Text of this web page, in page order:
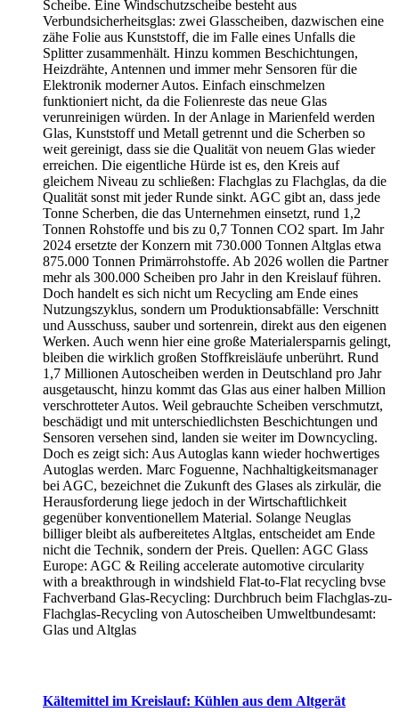
Scheibe. Eine Windschutzscheibe besteht aus
Verbundsicherheitsglas: zwei Glasscheiben, dazwischen eine
zähe Folie aus Kunststoff, die im Falle eines Unfalls die
Splitter zusammenhält. Hinzu kommen Beschichtungen,
Heizdrähte, Antennen und immer mehr Sensoren für die
Elektronik moderner Autos. Einfach einschmelzen
funktioniert nicht, da die Folienreste das neue Glas
verunreinigen würden. In der Anlage in Marienfeld werden
Glas, Kunststoff und Metall getrennt und die Scherben so
weit gereinigt, dass sie die Qualität von neuem Glas wieder
erreichen. Die eigentliche Hürde ist es, den Kreis auf
gleichem Niveau zu schließen: Flachglas zu Flachglas, da die
Qualität sonst mit jeder Runde sinkt. AGC gibt an, dass jede
Tonne Scherben, die das Unternehmen einsetzt, rund 1,2
Tonnen Rohstoffe und bis zu 0,7 Tonnen CO2 spart. Im Jahr
2024 ersetzte der Konzern mit 730.000 Tonnen Altglas etwa
875.000 Tonnen Primärrohstoffe. Ab 2026 wollen die Partner
mehr als 300.000 Scheiben pro Jahr in den Kreislauf führen.
Doch handelt es sich nicht um Recycling am Ende eines
Nutzungszyklus, sondern um Produktionsabfälle: Verschnitt
und Ausschuss, sauber und sortenrein, direkt aus den eigenen
Werken. Auch wenn hier eine große Materialersparnis gelingt,
bleiben die wirklich großen Stoffkreisläufe unberührt. Rund
1,7 Millionen Autoscheiben werden in Deutschland pro Jahr
ausgetauscht, hinzu kommt das Glas aus einer halben Million
verschrotteter Autos. Weil gebrauchte Scheiben verschmutzt,
beschädigt und mit unterschiedlichsten Beschichtungen und
Sensoren versehen sind, landen sie weiter im Downcycling.
Doch es zeigt sich: Aus Autoglas kann wieder hochwertiges
Autoglas werden. Marc Foguenne, Nachhaltigkeitsmanager
bei AGC, bezeichnet die Zukunft des Glases als zirkulär, die
Herausforderung liege jedoch in der Wirtschaftlichkeit
gegenüber konventionellem Material. Solange Neuglas
billiger bleibt als aufbereitetes Altglas, entscheidet am Ende
nicht die Technik, sondern der Preis. Quellen: AGC Glass
Europe: AGC & Reiling accelerate automotive circularity
with a breakthrough in windshield Flat-to-Flat recycling bvse
Fachverband Glas-Recycling: Durchbruch beim Flachglas-zu-
Flachglas-Recycling von Autoscheiben Umweltbundesamt:
Glas und Altglas
Kältemittel im Kreislauf: Kühlen aus dem Altgerät